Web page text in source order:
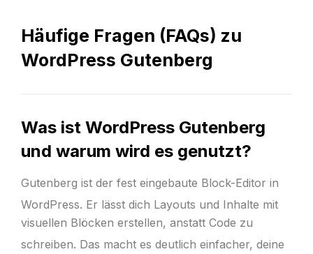
Häufige Fragen (FAQs) zu
WordPress Gutenberg
Was ist WordPress Gutenberg
und warum wird es genutzt?
Gutenberg ist der fest eingebaute Block-Editor in
WordPress. Er lässt dich Layouts und Inhalte mit
visuellen Blöcken erstellen, anstatt Code zu
schreiben. Das macht es deutlich einfacher, deine